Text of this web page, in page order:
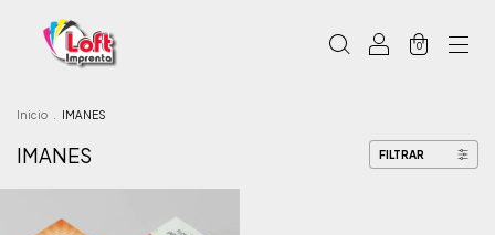
0
Inicio IMANES
IMANES FILTRAR